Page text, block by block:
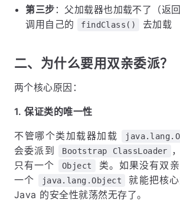
第三步 ：父加载器也加载不了（返回
调用自己的
findClass() 去加载
二、为什么要用双亲委派？
两个核心原因：
1. 保证类的唯一性
不管哪个类加载器加载
会委派到
Bootstrap ClassLoader
只有一个
Object
类。如果没有双
一个
java.lang.Object
就能把核
Java 的安全性就荡然无存了。